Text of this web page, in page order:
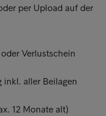
per Upload auf der
Verlustschein
inkl. aller Beilagen
12 Monate alt)